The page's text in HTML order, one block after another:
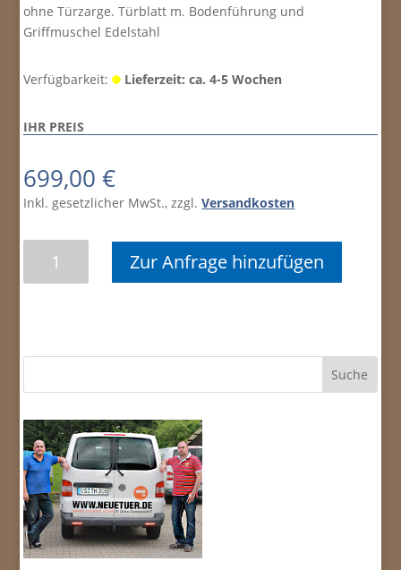
ohne Türzarge. Türblatt m. Bodenführung und
Griffmuschel Edelstahl
Verfügbarkeit: Lieferzeit: ca. 4-5 Wochen
IHR PREIS
699,00€
Inkl. gesetzlicher MwSt., zzgl.Versandkosten
Zur Anfrage hinzufügen